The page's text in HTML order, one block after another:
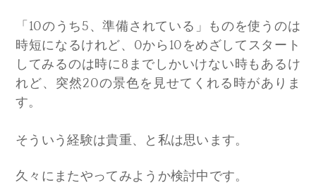
「10のうち5、準備されている」ものを使うのは
時短になるけれど、0から10をめざしてスタート
してみるのは時に8までしかいけない時もあるけ
れど、突然20の景色を見せてくれる時がありま
す。
そういう経験は貴重、と私は思います。
久々にまたやってみようか検討中です。